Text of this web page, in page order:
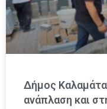
Δήμος
ανάπλαση και